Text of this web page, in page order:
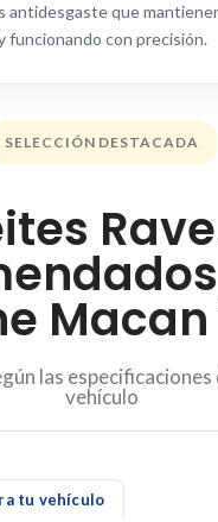
antidesgaste que
funcionando con precisión.
SELECCIÓN DESTACADA
las
vehículo
tu vehículo